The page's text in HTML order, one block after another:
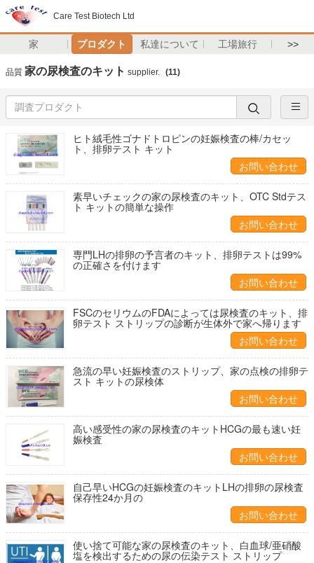
Care Test Biotech Ltd
家 プロダクト 私達について 工場旅行 >>
品質 家の尿検査のキット supplier. (11)
ヒト絨毛性ゴナドトロピンの妊娠検査の棒/カセッ
ト、排卵テスト キット
お問い合わせ
素早いチェックの家の尿検査のキット、OTC Stdテス
ト キットの簡単な操作
お問い合わせ
専門LHの排卵の予言者のキット、排卵テストは99%
の正確さを付けます
お問い合わせ
FSCのセリウムのFDAによっては尿検査のキット、排
卵テスト ストリップの診断が生体外で家へ帰ります
お問い合わせ
急流の早い妊娠検査のストリップ、家の点検の排卵テ
スト キットの尿検体
お問い合わせ
高い感受性の家の尿検査のキットHCGの最も速い妊
娠検査
お問い合わせ
自己早いHCGの妊娠検査のキットLHの排卵の尿検査
保存性24か月の
お問い合わせ
使い捨て可能な家の尿検査のキット、白血球/亜硝酸
塩を検出するための尿の伝染テスト ストリップ